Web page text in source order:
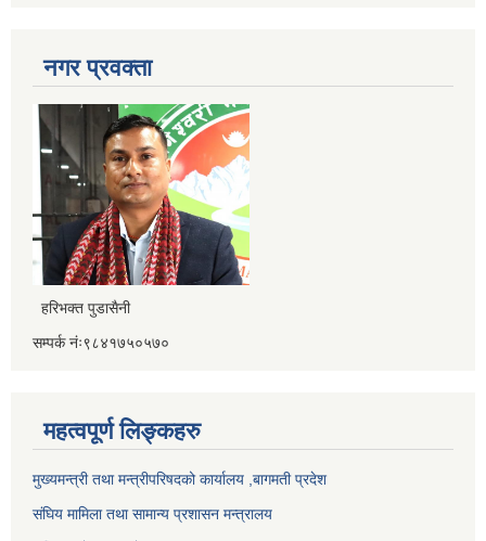
नगर प्रवक्ता
हरिभक्त पुडासैनी
सम्पर्क नंः९८४१७५०५७०
महत्वपूर्ण लिङ्कहरु
मुख्यमन्त्री तथा मन्त्रीपरिषदको कार्यालय ,बागमती प्रदेश
संघिय मामिला तथा सामान्य प्रशासन मन्त्रालय